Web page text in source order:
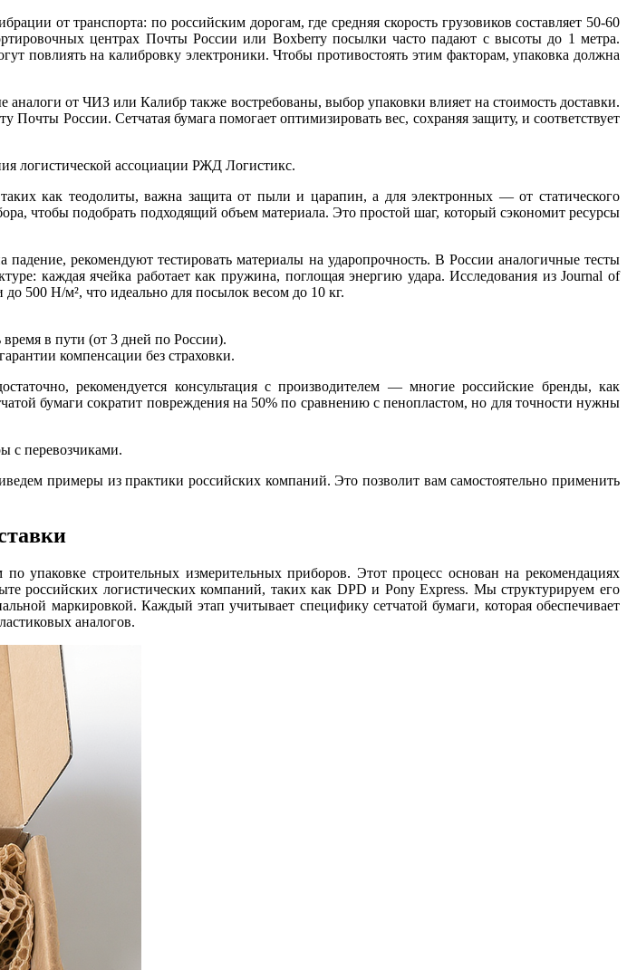
от транспорта: по российским дорогам, где средняя скорость грузовиков составляет 50-60
центрах Почты России или Boxberry посылки часто падают с высоты до 1 метра.
на калибровку электроники. Чтобы противостоять этим факторам, упаковка должна
от ЧИЗ или Калибр также востребованы, выбор упаковки влияет на стоимость доставки.
России. Сетчатая бумага помогает оптимизировать вес, сохраняя защиту, и соответствует
логистической ассоциации РЖД Логистикс.
как теодолиты, важна защита от пыли и царапин, а для электронных — от статического
чтобы подобрать подходящий объем материала. Это простой шаг, который сэкономит ресурсы
рекомендуют тестировать материалы на ударопрочность. В России аналогичные тесты
каждая ячейка работает как пружина, поглощая энергию удара. Исследования из Journal of
500 Н/м², что идеально для посылок весом до 10 кг.
в пути (от 3 дней по России).
компенсации без страховки.
рекомендуется консультация с производителем — многие российские бренды, как
бумаги сократит повреждения на 50% по сравнению с пенопластом, но для точности нужны
с перевозчиками.
примеры из практики российских компаний. Это позволит вам самостоятельно применить
упаковке строительных измерительных приборов. Этот процесс основан на рекомендациях
российских логистических компаний, таких как DPD и Pony Express. Мы структурируем его
маркировкой. Каждый этап учитывает специфику сетчатой бумаги, которая обеспечивает
аналогов.